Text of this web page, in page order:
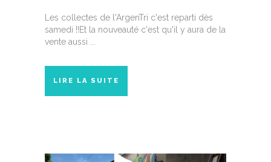
Les collectes de l'ArgenTri c'est reparti dès
samedi !!Et la nouveauté c'est qu'il y aura de la
vente aussi ...
LIRE LA SUITE